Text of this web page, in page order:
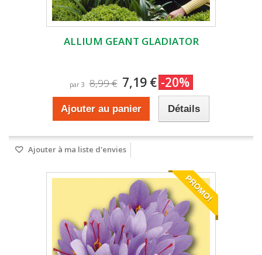
ALLIUM GEANT GLADIATOR
par 3 8,99 € 7,19 € -20%
Ajouter au panier Détails
Ajouter à ma liste d'envies
PROMO!